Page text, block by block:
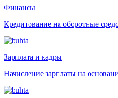
Финансы
Кредитование на оборотные
Зарплата и кадры
Начисление зарплаты на